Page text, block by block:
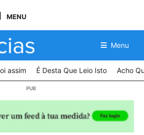
MENU
Menu
assim É Desta Que Leio Isto Acho